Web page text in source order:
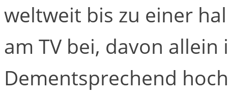
weltweit bis zu einer
am TV bei, davon
Dementsprechend